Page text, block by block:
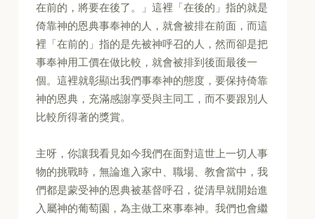
在前的，將要在後了。」這裡「在後的」指的就是
倚靠神的恩典事奉神的人，就會被排在前面，而這
裡「在前的」指的是先被神呼召的人，然而卻是把
事奉神用工價在做比較，就會被排到後面最後一
個。這裡就彰顯出我們事奉神的態度，要保持倚靠
神的恩典，充滿感謝享受與主同工，而不要跟別人
比較所得著的獎賞。
主呀，你讓我看見如今我們在面對這世上一切人事
物的挑戰時，無論進入家中、職場、教會當中，我
們都是蒙受神的恩典被基督呼召，從清早就開始進
入屬神的葡萄園，為主做工來事奉神。我們也會繼